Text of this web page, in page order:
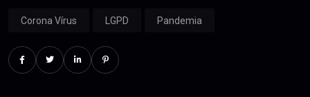
Corona Vírus LGPD Pandemia